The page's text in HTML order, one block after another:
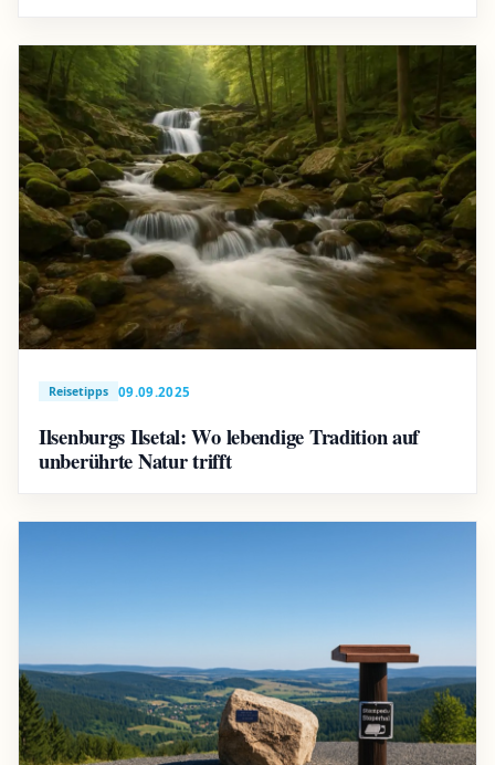
Reisetipps 09.09.2025
Ilsenburgs Ilsetal: Wo lebendige Tradition auf
unberührte Natur trifft